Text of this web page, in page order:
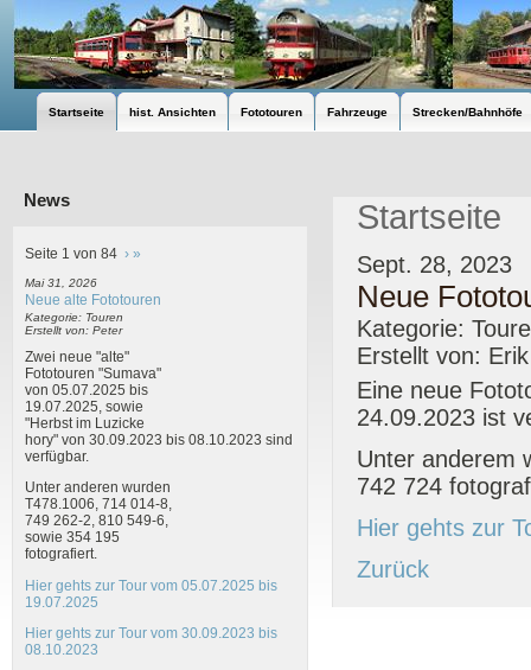
Startseite hist. Ansichten Fototouren Fahrzeuge Strecken/Bahnhöfe
News
Seite 1 von 84 › »
Mai 31, 2026
Neue alte Fototouren
Kategorie: Touren
Erstellt von: Peter
Zwei neue "alte"
Fototouren "Sumava"
von 05.07.2025 bis
19.07.2025, sowie
"Herbst im Luzicke
hory" von 30.09.2023 bis 08.10.2023 sind
verfügbar.
Unter anderen wurden
T478.1006, 714 014-8,
749 262-2, 810 549-6,
sowie 354 195
fotografiert.
Hier gehts zur Tour vom 05.07.2025 bis
19.07.2025
Hier gehts zur Tour vom 30.09.2023 bis
08.10.2023
Startseite
Sept. 28, 2023
Neue
Kategorie:
Erstellt von:
Eine neue
24.09.2023 ist
Unter anderem
742 724
Hier gehts zur
Zurück